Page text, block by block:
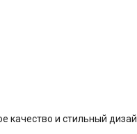
качество и стильный